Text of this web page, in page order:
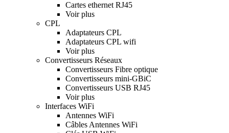
Cartes ethernet RJ45
Voir plus
CPL
Adaptateurs CPL
Adaptateurs CPL wifi
Voir plus
Convertisseurs Réseaux
Convertisseurs Fibre optique
Convertisseurs mini-GBiC
Convertisseurs USB RJ45
Voir plus
Interfaces WiFi
Antennes WiFi
Câbles Antennes WiFi